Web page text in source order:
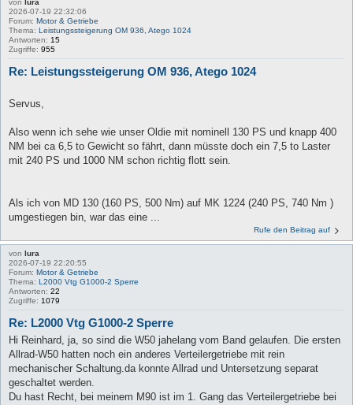
von
lura
2026-07-19 22:32:06
Forum: Motor & Getriebe
Thema: Leistungssteigerung OM 936, Atego 1024
Antworten: 15
Zugriffe: 955
Re: Leistungssteigerung OM 936, Atego 1024
Servus,
Also wenn ich sehe wie unser Oldie mit nominell 130 PS und knapp 400
NM bei ca 6,5 to Gewicht so fährt, dann müsste doch ein 7,5 to Laster
mit 240 PS und 1000 NM schon richtig flott sein.
Als ich von MD 130 (160 PS, 500 Nm) auf MK 1224 (240 PS, 740 Nm )
umgestiegen bin, war das eine ...
Rufe den Beitrag auf
von lura
2026-07-19 22:20:55
Forum: Motor & Getriebe
Thema: L2000 Vtg G1000-2 Sperre
Antworten: 22
Zugriffe: 1079
Re: L2000 Vtg G1000-2 Sperre
Hi Reinhard, ja, so sind die W50 jahelang vom Band gelaufen. Die ersten
Allrad-W50 hatten noch ein anderes Verteilergetriebe mit rein
mechanischer Schaltung.da konnte Allrad und Untersetzung separat
geschaltet werden.
Du hast Recht, bei meinem M90 ist im 1. Gang das Verteilergetriebe bei